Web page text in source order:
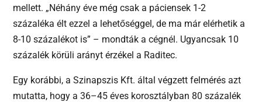
mellett. „Néhány éve még csak a páciensek 1-2
százaléka élt ezzel a lehetőséggel, de ma már elérhetik a
8-10 százalékot is” – mondták a cégnél. Ugyancsak 10
százalék körüli arányt érzékel a Raditec.
Egy korábbi, a Szinapszis Kft. által végzett felmérés azt
mutatta, hogy a 36–45 éves korosztályban 80 százalék